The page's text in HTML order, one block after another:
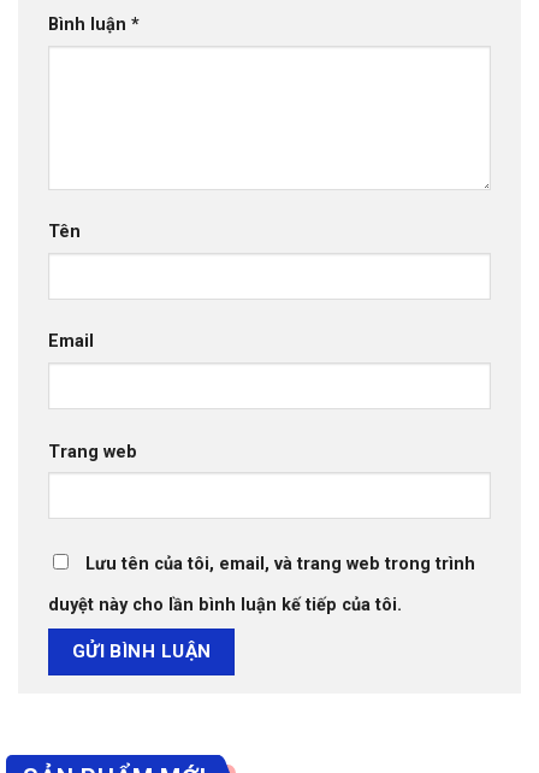
Bình luận *
Tên
Email
Trang web
Lưu tên của tôi, email, và trang web trong trình
duyệt này cho lần bình luận kế tiếp của tôi.